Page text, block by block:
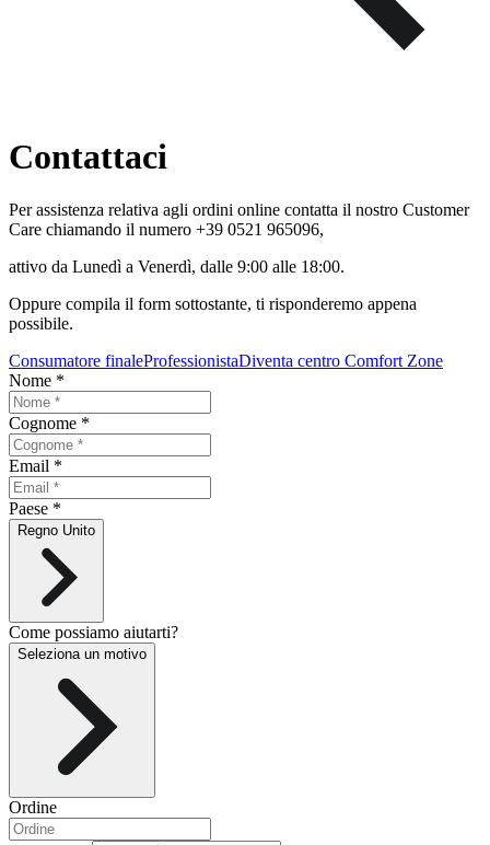
Contattaci
Per assistenza relativa agli ordini online contatta il nostro Customer
Care chiamando il numero +39 0521 965096,
attivo da Lunedì a Venerdì, dalle 9:00 alle 18:00.
Oppure compila il form sottostante, ti risponderemo appena
possibile.
Consumatore finaleProfessionistaDiventa centro Comfort Zone
Nome *
Cognome *
Email *
Paese *
Regno Unito
Come possiamo aiutarti?
Seleziona un motivo
Ordine